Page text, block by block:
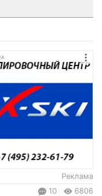
Реклама
10 6806